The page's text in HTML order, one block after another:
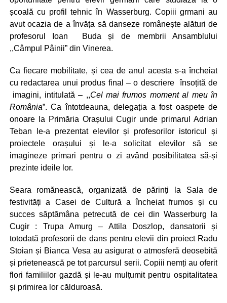
școală cu profil tehnic în Wasserburg. Copiii grmani au
avut ocazia de a învăța să danseze românește alături de
profesorul Ioan Buda și de membrii Ansamblului
,,Câmpul Pâinii” din Vinerea.
Ca fiecare mobilitate, și cea de anul acesta s-a încheiat
cu redactarea unui produs final – o descriere însoțită de
imagini, intitulată – ,,Cel mai frumos moment al meu în
România”. Ca întotdeauna, delegația a fost oaspete de
onoare la Primăria Orașului Cugir unde primarul Adrian
Teban le-a prezentat elevilor și profesorilor istoricul și
proiectele orașului și le-a solicitat elevilor să se
imagineze primari pentru o zi având posibilitatea să-și
prezinte ideile lor.
Seara romănească, organizată de părinți la Sala de
festivități a Casei de Cultură a încheiat frumos și cu
succes săptămâna petrecută de cei din Wasserburg la
Cugir : Trupa Amurg – Attila Doszlop, dansatorii și
totodată profesorii de dans pentru elevii din proiect Radu
Stoian și Bianca Vesa au asigurat o atmosferă deosebită
și prietenească pe tot parcursul serii. Copiii nemți au oferit
flori familiilor gazdă și le-au mulțumit pentru ospitalitatea
și primirea lor călduroasă.